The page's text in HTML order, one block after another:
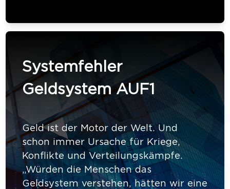
Systemfehler
Geldsystem AUF1
Geld ist der Motor der Welt. Und
schon immer Ursache für Kriege,
Konflikte und Verteilungskämpfe.
„Würden die Menschen das
Geldsystem verstehen, hätten wir eine